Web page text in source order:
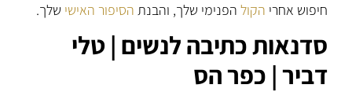
חיפוש אחרי הקול הפנימי שלך, והבנת הסיפור האישי שלך.
סדנאות כתיבה לנשים | טלי
דביר | כפר הס